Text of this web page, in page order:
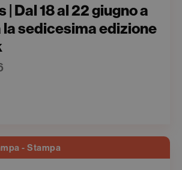
Dal 18 al 22 giugno a
sedicesima edizione
- Stampa